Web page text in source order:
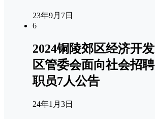
23年9月7日
6
2024铜陵郊区经济开发
区管委会面向社会招聘
职员7人公告
24年1月3日